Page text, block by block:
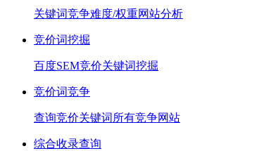
关键词竞争难度/权重网站分析
竞价词挖掘
百度SEM竞价关键词挖掘
竞价词竞争
查询竞价关键词所有竞争网站
综合收录查询